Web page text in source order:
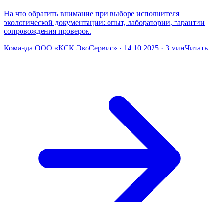
На что обратить внимание при выборе исполнителя
экологической документации: опыт, лаборатории, гарантии
сопровождения проверок.
Команда ООО «КСК ЭкоСервис» · 14.10.2025 · 3 минЧитать